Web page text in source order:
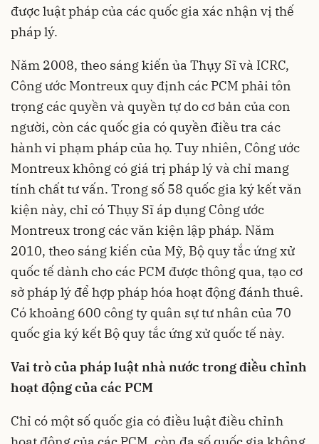
được luật pháp của các quốc gia xác nhận vị thế
pháp lý.
Năm 2008, theo sáng kiến ủa Thụy Sĩ và ICRC,
Công ước Montreux quy định các PCM phải tôn
trọng các quyền và quyền tự do cơ bản của con
người, còn các quốc gia có quyền điều tra các
hành vi phạm pháp của họ. Tuy nhiên, Công ước
Montreux không có giá trị pháp lý và chỉ mang
tính chất tư vấn. Trong số 58 quốc gia ký kết văn
kiện này, chỉ có Thụy Sĩ áp dụng Công ước
Montreux trong các văn kiện lập pháp. Năm
2010, theo sáng kiến của Mỹ, Bộ quy tắc ứng xử
quốc tế dành cho các PCM được thông qua, tạo cơ
sở pháp lý để hợp pháp hóa hoạt động đánh thuê.
Có khoảng 600 công ty quân sự tư nhân của 70
quốc gia ký kết Bộ quy tắc ứng xử quốc tế này.
Vai trò của pháp luật nhà nước trong điều chỉnh
hoạt động của các PCM
Chỉ có một số quốc gia có điều luật điều chỉnh